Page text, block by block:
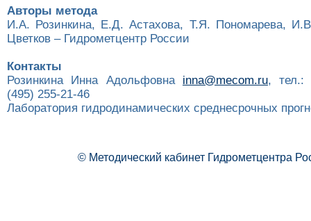
Авторы метода
И.А. Розинкина, Е.Д. Астахова, Т.Я. Пономарева,
Цветков – Гидрометцентр России
Контакты
Розинкина Инна Адольфовна inna@mecom.ru, тел.:
(495) 255-21-46
Лаборатория гидродинамических среднесрочных
© Методический кабинет Гидрометцентра